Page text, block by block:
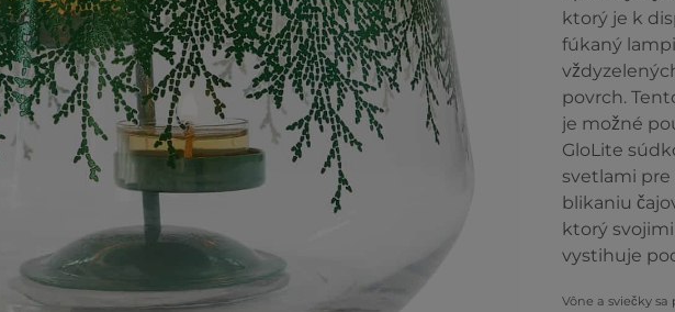
ktorý je k
fúkaný
povrch.
je možné
GloLite
svetlami
blikaniu
ktorý
vystihuje
Vône a sviečky